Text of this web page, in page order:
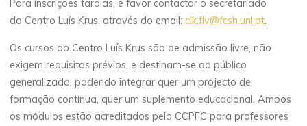
Para inscrições tardias, é favor contactar o secretariado
do Centro Luís Krus, através do email:clk.flv@fcsh.unl.pt.
Os cursos do Centro Luís Krus são de admissão livre, não
exigem requisitos prévios, e destinam-se ao público
generalizado, podendo integrar quer um projecto de
formação contínua, quer um suplemento educacional. Ambos
os módulos estão acreditados pelo CCPFC para professores